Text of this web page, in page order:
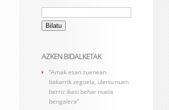
Bilatu:
AZKEN BIDALKETAK
“Amak esan zuenean
bakarrik zegoela, ulertu nuen
berriz ikasi behar nuela
bengalera”